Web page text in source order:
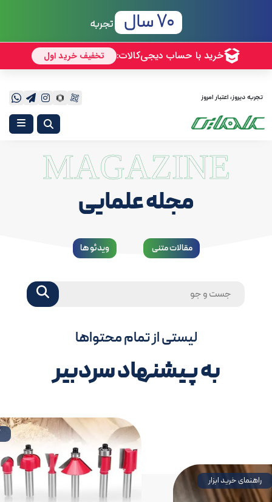
مجموعه فروشگاه های علمایی
70 سال تجربه
تجربه دیروز، اعتبار امروز
مجله علمایی
MAGAZINE
مقالات متنی ویدئو ها
لیستی از تمام محتواها
به پیشنهاد سردبیر
راهنمای خرید ابزار